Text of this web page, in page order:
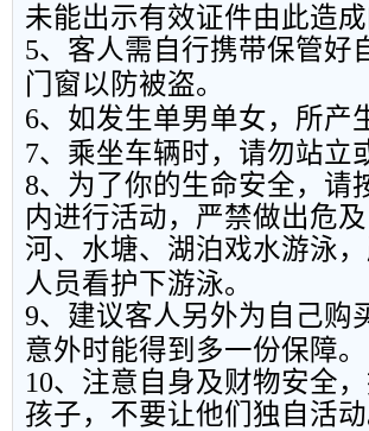
未能出示有效证件由此造
5、客人需自行携带保管好
门窗以防被盗。
6、如发生单男单女，所产
7、乘坐车辆时，请勿站立
8、为了你的生命安全，请
内进行活动，严禁做出危
河、水塘、湖泊戏水游泳
人员看护下游泳。
9、建议客人另外为自己购
意外时能得到多一份保障。
10、注意自身及财物安全
孩子，不要让他们独自活